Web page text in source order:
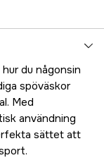
du någonsin
spöväskor
Med
användning
sättet att